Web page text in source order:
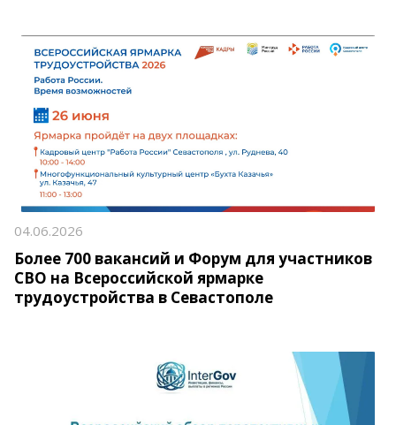
04.06.2026
Более 700 вакансий и Форум для участников
СВО на Всероссийской ярмарке
трудоустройства в Севастополе